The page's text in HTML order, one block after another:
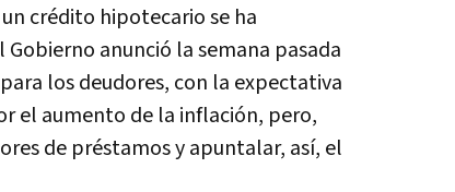
crédito hipotecario se ha
anunció la semana pasada
los deudores, con la expectativa
el aumento de la inflación, pero,
de préstamos y apuntalar, así, el